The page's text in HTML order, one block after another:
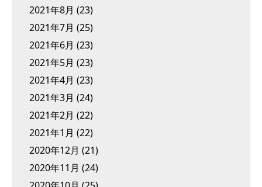
2021年8月 (23)
2021年7月 (25)
2021年6月 (23)
2021年5月 (23)
2021年4月 (23)
2021年3月 (24)
2021年2月 (22)
2021年1月 (22)
2020年12月 (21)
2020年11月 (24)